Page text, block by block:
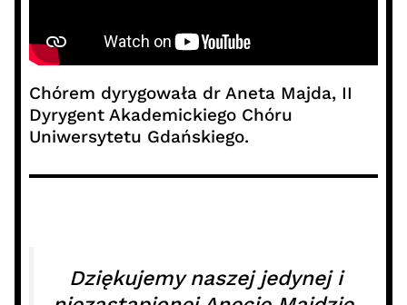
Chórem dyrygowała dr Aneta Majda, II
Dyrygent Akademickiego Chóru
Uniwersytetu Gdańskiego.
Dziękujemy naszej jedynej i